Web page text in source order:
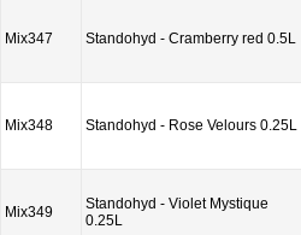
Mix347 Standohyd - Cramberry red 0.5L
Mix348 Standohyd - Rose Velours 0.25L
Mix349
Standohyd - Violet Mystique
0.25L